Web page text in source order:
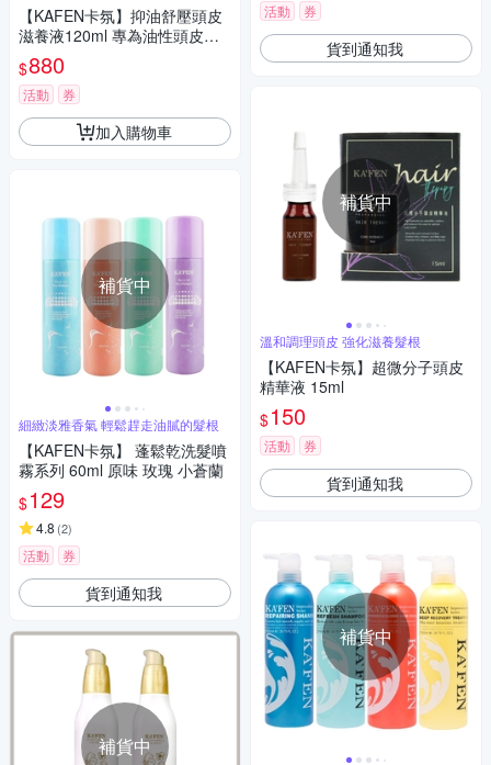
【KAFEN卡氛】抑油舒壓頭皮
滋養液120ml 專為油性頭皮設
計
$880
活動 券
加入購物車
補貨中
細緻淡雅香氣 輕鬆趕走油膩的髮根
【KAFEN卡氛】 蓬鬆乾洗髮噴
霧系列 60ml 原味 玫瑰 小蒼蘭
$129
4.8 (2)
活動 券
貨到通知我
補貨中
活動 券
貨到通知我
補貨中
溫和調理頭皮 強化滋養髮根
【KAFEN卡氛】超微分子頭皮
精華液 15ml
$150
活動 券
貨到通知我
補貨中